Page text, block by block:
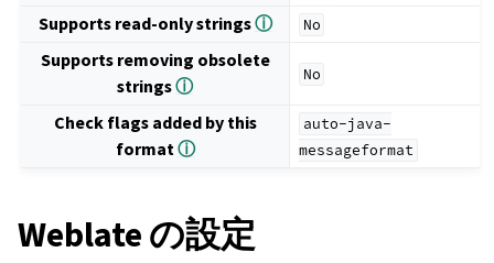
Supports read-only stringsⓘ No
Supports removing obsolete
stringsⓘ
No
Check flags added by this
formatⓘ
auto-java-
messageformat
Weblate の設定